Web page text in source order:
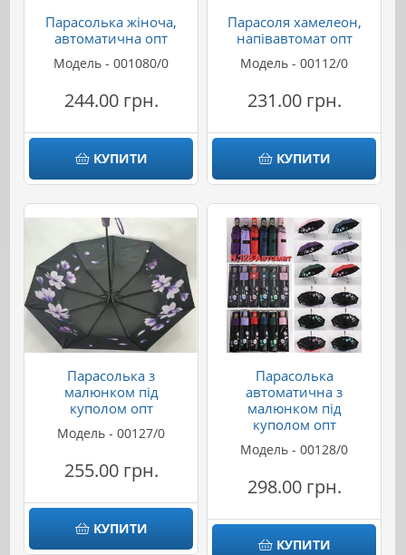
Парасолька жіноча,
автоматична опт
Модель - 001080/0
244.00 грн.
КУПИТИ
Парасоля хамелеон,
напівавтомат опт
Модель - 00112/0
231.00 грн.
КУПИТИ
Парасолька з
малюнком під
куполом опт
Модель - 00127/0
255.00 грн.
КУПИТИ
Парасолька
автоматична з
малюнком під
куполом опт
Модель - 00128/0
298.00 грн.
КУПИТИ